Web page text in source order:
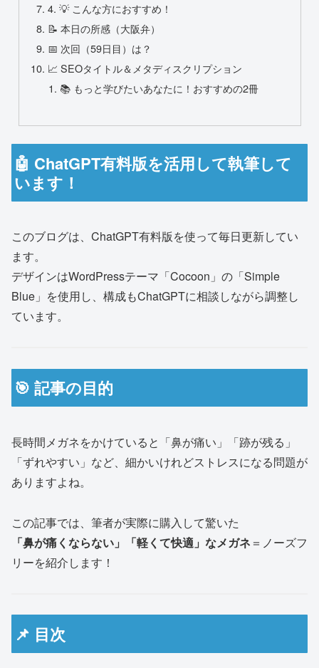
4. 💡 こんな方におすすめ！
📝 本日の所感（大阪弁）
📅 次回（59日目）は？
📈 SEOタイトル＆メタディスクリプション
📚 もっと学びたいあなたに！おすすめの2冊
🤖 ChatGPT有料版を活用して執筆して
います！
このブログは、ChatGPT有料版を使って毎日更新してい
ます。
デザインはWordPressテーマ「Cocoon」の「Simple
Blue」を使用し、構成もChatGPTに相談しながら調整し
ています。
🎯 記事の目的
長時間メガネをかけていると「鼻が痛い」「跡が残る」
「ずれやすい」など、細かいけれどストレスになる問題が
ありますよね。
この記事では、筆者が実際に購入して驚いた
「鼻が痛くならない」「軽くて快適」なメガネ ＝ノーズフ
リーを紹介します！
📌 目次